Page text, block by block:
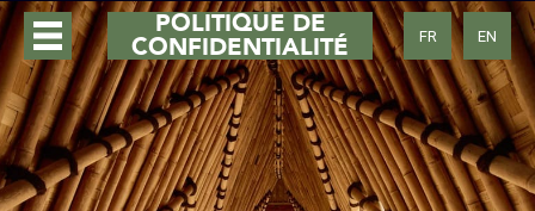
FR EN